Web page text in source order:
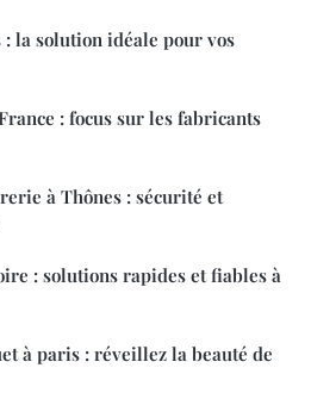
la solution idéale pour vos
: focus sur les fabricants
à Thônes : sécurité et
: solutions rapides et fiables à
à paris : réveillez la beauté de